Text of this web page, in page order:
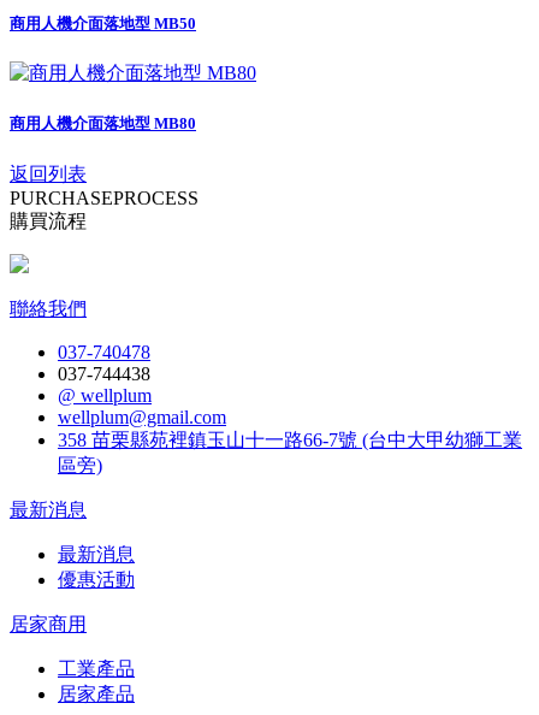
商用人機介面落地型 MB50
商用人機介面落地型 MB80
返回列表
PURCHASEPROCESS
購買流程
聯絡我們
037-740478
037-744438
@ wellplum
wellplum@gmail.com
358 苗栗縣苑裡鎮玉山十一路66-7號 (台中大甲幼獅工業
區旁)
最新消息
最新消息
優惠活動
居家商用
工業產品
居家產品